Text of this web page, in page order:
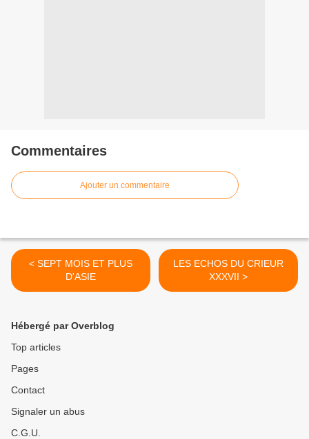
Commentaires
Ajouter un commentaire
< SEPT MOIS ET PLUS
D'ASIE
LES ECHOS DU CRIEUR
XXXVII >
Hébergé par Overblog
Top articles
Pages
Contact
Signaler un abus
C.G.U.